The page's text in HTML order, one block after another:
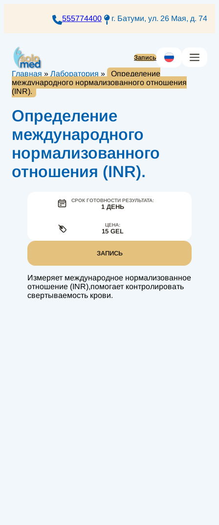
555774400 г. Батуми, ул. 26 Мая, д. 74
Запись
Главная » Лаборатория »
Определение
международного нормализованного отношения
(INR).
Определение
международного
нормализованного
отношения (INR).
Измеряет международное нормализованное
отношение (INR),помогает контролировать
свертываемость крови.
СРОК ГОТОВНОСТИ РЕЗУЛЬТАТА:
1 ДЕНЬ
ЦЕНА:
15 GEL
ЗАПИСЬ